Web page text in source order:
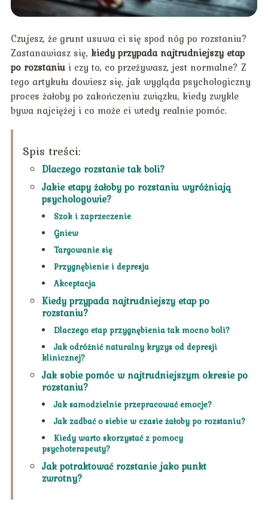
Czujesz, że grunt usuwa ci się spod nóg po rozstaniu?
Zastanawiasz się, kiedy przypada najtrudniejszy etap
po rozstaniui czy to, co przeżywasz, jest normalne? Z
tego artykułu dowiesz się, jak wygląda psychologiczny
proces żałoby po zakończeniu związku, kiedy zwykle
bywa najciężej i co może ci wtedy realnie pomóc.
Spis treści:
Dlaczego rozstanie tak boli?
Jakie etapy żałoby po rozstaniu wyróżniają
psychologowie?
Szok i zaprzeczenie
Gniew
Targowanie się
Przygnębienie i depresja
Akceptacja
Kiedy przypada najtrudniejszy etap po
rozstaniu?
Dlaczego etap przygnębienia tak mocno boli?
Jak odróżnić naturalny kryzys od depresji
klinicznej?
Jak sobie pomóc w najtrudniejszym okresie po
rozstaniu?
Jak samodzielnie przepracować emocje?
Jak zadbać o siebie w czasie żałoby po rozstaniu?
Kiedy warto skorzystać z pomocy
psychoterapeuty?
Jak potraktować rozstanie jako punkt
zwrotny?